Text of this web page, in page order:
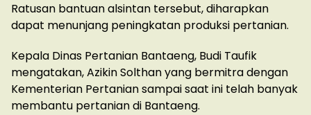
Ratusan bantuan alsintan tersebut, diharapkan
dapat menunjang peningkatan produksi pertanian.
Kepala Dinas Pertanian Bantaeng, Budi Taufik
mengatakan, Azikin Solthan yang bermitra dengan
Kementerian Pertanian sampai saat ini telah banyak
membantu pertanian di Bantaeng.